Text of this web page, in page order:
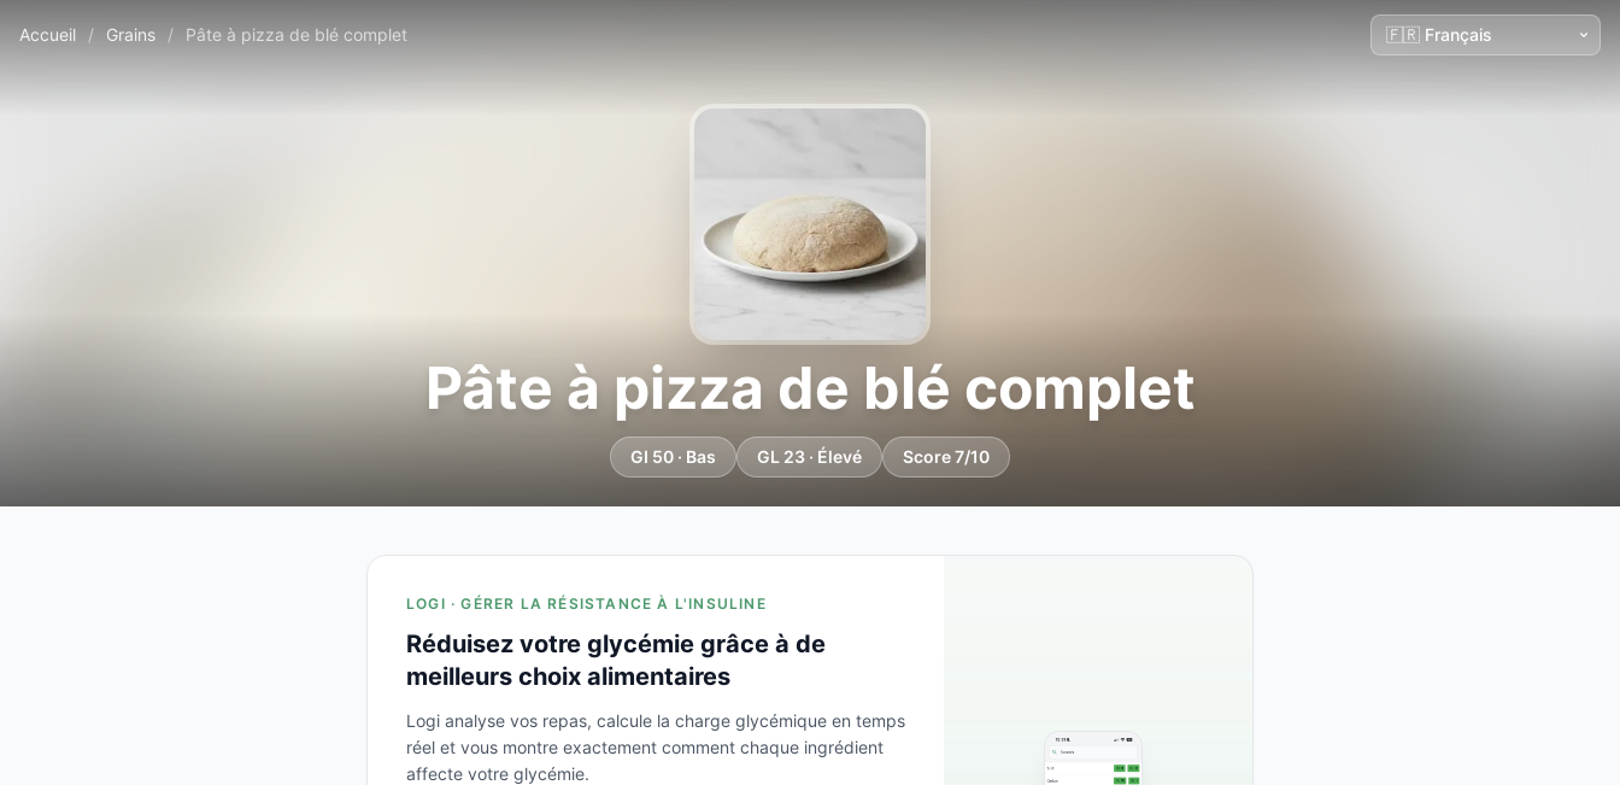
Accueil / Grains / Pâte à pizza de blé complet
Pâte à pizza de blé complet
GI 50 · Bas GL 23 · Élevé Score 7/10
LOGI · GÉRER LA RÉSISTANCE À L'INSULINE
Réduisez votre glycémie grâce à de
meilleurs choix alimentaires
Logi analyse vos repas, calcule la charge glycémique en temps
réel et vous montre exactement comment chaque ingrédient
affecte votre glycémie.